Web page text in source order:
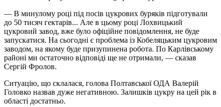
— В минулому році під посів цукрових буряків підготували
до 50 тисяч гектарів... Але в цьому році Лохвицький
цукровий завод, вже було офіційне повідомлення, не буде
запускатися. На сьогодні є проблема із Кобеляцьким цукровим
заводом, на якому буде призупинена робота. По Карлівському
районі ми остаточно відповіді ще не отримали, — сказав
Сергій Фролов.
Ситуацію, що склалася, голова Полтавської ОДА Валерій
Головко назвав дуже негативною. Залишків цукру на цей рік в
області достатньо.